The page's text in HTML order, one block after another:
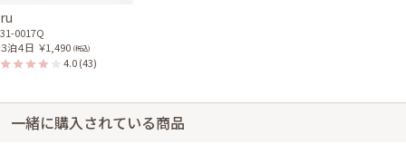
ru
31-0017Q
３泊４日 ￥1,490 (税込)
4.0(43)
一緒に購入されている商品